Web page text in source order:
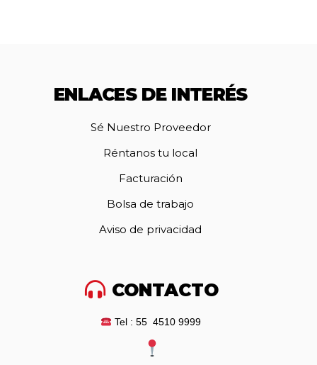
ENLACES DE INTERÉS
Sé Nuestro Proveedor
Réntanos tu local
Facturación
Bolsa de trabajo
Aviso de privacidad
CONTACTO
Tel : 55 4510 9999